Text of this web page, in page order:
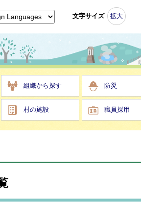
文字サイズ 拡大
組織から探す 防災
村の施設 職員採用